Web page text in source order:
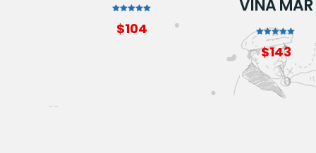
5.00
de 5
$104
VIÑA MAR
Avaliação
5.00
de 5
$143